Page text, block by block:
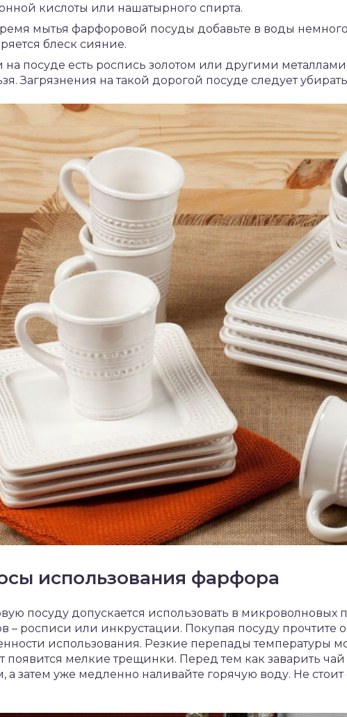
кислоты или нашатырного спирта.
мытья фарфоровой посуды добавьте в воды
блеск сияние.
на посуде есть роспись золотом или другими
Загрязнения на такой дорогой посуде следует
использования фарфора
посуду допускается использовать в микроволновых
– росписи или инкрустации. Покупая посуду прочтите
использования. Резкие перепады температуры
появится мелкие трещинки. Перед тем как заварить
а затем уже медленно наливайте горячую воду. Не